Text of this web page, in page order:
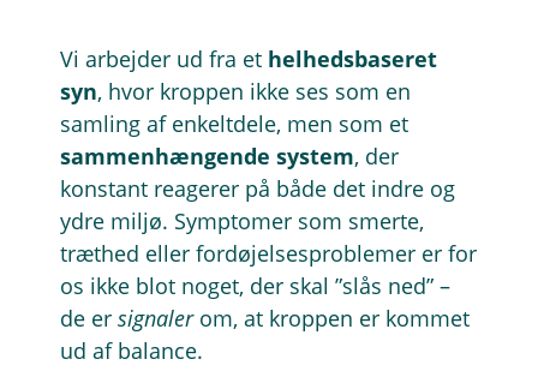
Vi arbejder ud fra et helhedsbaseret
syn, hvor kroppen ikke ses som en
samling af enkeltdele, men som et
sammenhængende system, der
konstant reagerer på både det indre og
ydre miljø. Symptomer som smerte,
træthed eller fordøjelsesproblemer er for
os ikke blot noget, der skal ”slås ned” –
de er signalerom, at kroppen er kommet
ud af balance.